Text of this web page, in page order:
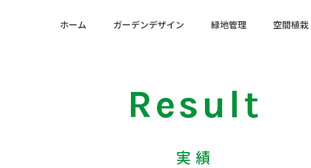
ホーム ガーデンデザイン 緑地管理 空間植栽
Result
実績